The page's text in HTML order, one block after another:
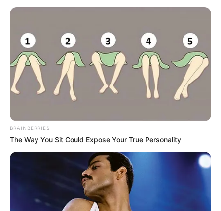
> Cursos > Notícia >
BRAINBERRIES
The Way You Sit Could Expose Your True Personality